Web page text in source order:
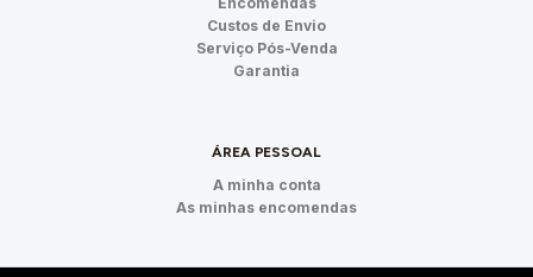
Custos de Envio
Serviço Pós-Venda
Garantia
ÁREA PESSOAL
A minha conta
As minhas encomendas